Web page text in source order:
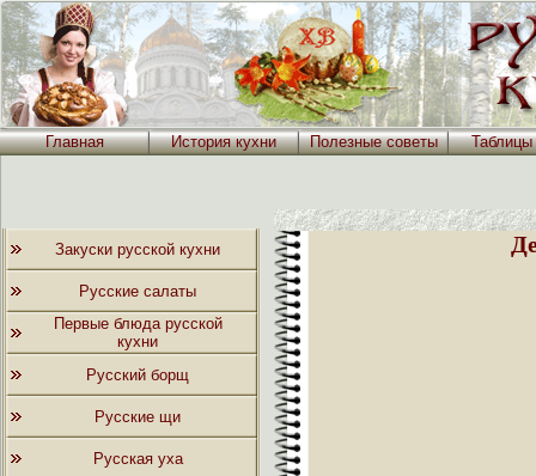
Главная История кухни Полезные советы
Закуски русской кухни
Русские салаты
Первые блюда русской
кухни
Русский борщ
Русские щи
Русская уха